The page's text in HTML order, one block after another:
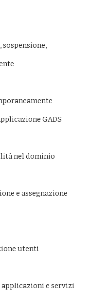
sospensione,
GADS
nel dominio
e assegnazione
utenti
e servizi